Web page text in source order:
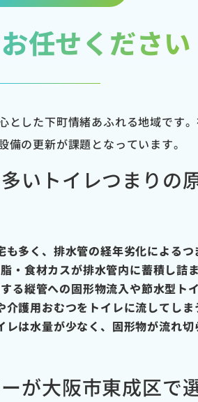
任せください
した下町情緒あふれる地域です
の更新が課題となっています。
いトイレつまりの
も多く、排水管の経年劣化による
・食材カスが排水管内に蓄積し詰
る縦管への固形物流入や節水型ト
介護用おむつをトイレに流してし
レは水量が少なく、固形物が流れ
が大阪市東成区で